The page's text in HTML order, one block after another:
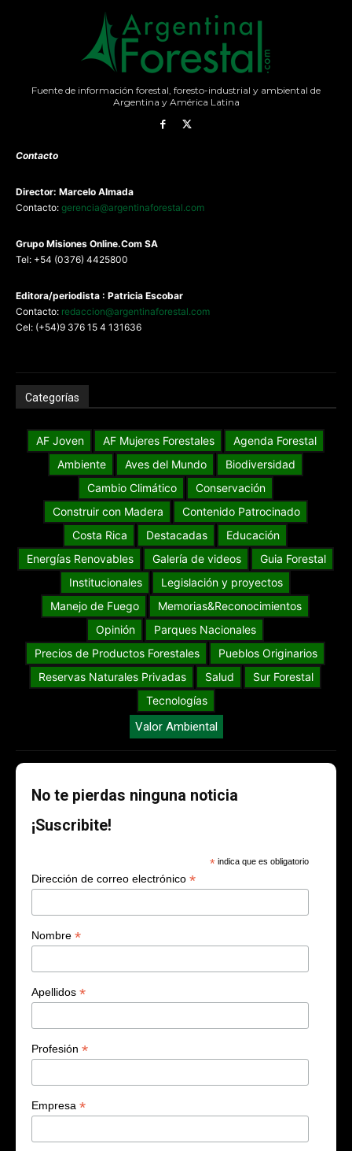
Fuente de información forestal, foresto-industrial y ambiental de
Argentina y América Latina
Contacto
Director: Marcelo Almada
Contacto: gerencia@argentinaforestal.com
Grupo Misiones Online.Com SA
Tel: +54 (0376) 4425800
Editora/periodista : Patricia Escobar
Contacto: redaccion@argentinaforestal.com
Cel: (+54)9 376 15 4 131636
Categorías
AF Joven AF Mujeres Forestales
Agenda Forestal
Ambiente
Aves del Mundo
Biodiversidad
Cambio Climático
Conservación
Construir con Madera
Contenido Patrocinado
Costa Rica
Destacadas
Educación
Energías Renovables
Galería de videos
Guia Forestal
Institucionales
Legislación y proyectos
Manejo de Fuego
Memorias&Reconocimientos
Opinión
Parques Nacionales
Precios de Productos Forestales
Pueblos Originarios
Reservas Naturales Privadas
Salud
Sur Forestal
Tecnologías
Valor Ambiental
No te pierdas ninguna noticia
¡Suscribite!
* indica que es obligatorio
Dirección de correo electrónico *
Nombre *
Apellidos *
Profesión *
Empresa *